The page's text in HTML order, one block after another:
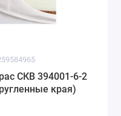
СКВ 394001-6-2
края)